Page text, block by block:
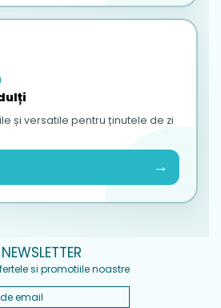
și versatile pentru ținutele de zi
→
NEWSLETTER
si promotiile noastre